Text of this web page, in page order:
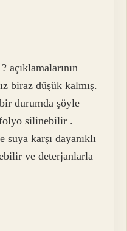
açıklamalarının
biraz düşük kalmış.
durumda şöyle
folyo silinebilir .
suya karşı dayanıklı
ve deterjanlarla